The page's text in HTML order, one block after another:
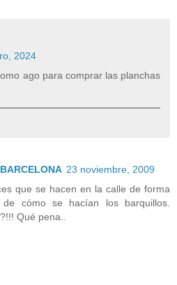
2024
ago para comprar las planchas
23 noviembre, 2009
que se hacen en la calle de forma
cómo se hacían los barquillos.
Qué pena..